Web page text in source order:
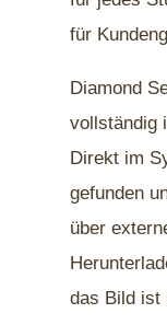
für
Diamond
vollständig
Direkt im
gefunden
über
das Bild ist